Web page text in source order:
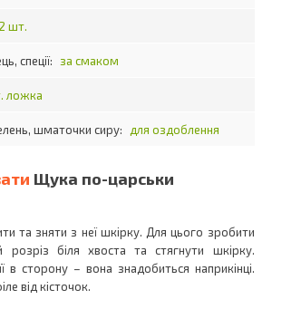
2 шт.
спеції: за смаком
ложка
шматочки сиру: для оздоблення
Щука по-царськи
та зняти з неї шкірку. Для цього зробити
розріз біля хвоста та стягнути шкірку.
в сторону – вона знадобиться наприкінці.
від кісточок.